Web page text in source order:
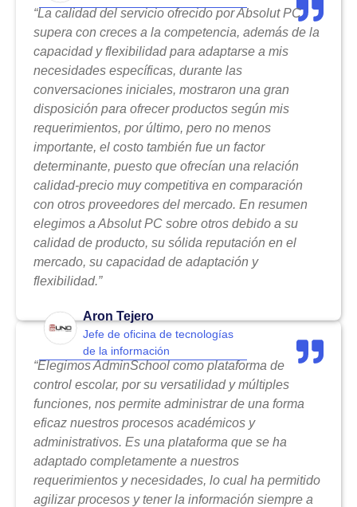
“La calidad del servicio ofrecido por Absolut PC
supera con creces a la competencia, además de la
capacidad y flexibilidad para adaptarse a mis
necesidades específicas, durante las
conversaciones iniciales, mostraron una gran
disposición para ofrecer productos según mis
requerimientos, por último, pero no menos
importante, el costo también fue un factor
determinante, puesto que ofrecían una relación
calidad-precio muy competitiva en comparación
con otros proveedores del mercado. En resumen
elegimos a Absolut PC sobre otros debido a su
calidad de producto, su sólida reputación en el
mercado, su capacidad de adaptación y
flexibilidad.”
Aron Tejero
Jefe de oficina de tecnologías
de la información
“Elegimos AdminSchool como plataforma de
control escolar, por su versatilidad y múltiples
funciones, nos permite administrar de una forma
eficaz nuestros procesos académicos y
administrativos. Es una plataforma que se ha
adaptado completamente a nuestros
requerimientos y necesidades, lo cual ha permitido
agilizar procesos y tener la información siempre a